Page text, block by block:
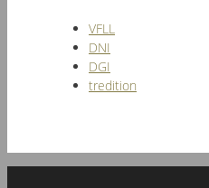
VFLL
DNI
DGI
tredition